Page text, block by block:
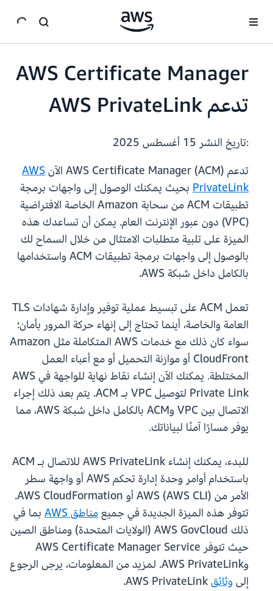
AWS Certificate Manager
تدعم AWS PrivateLink
:تاريخ النشر
تدعم AWS Certificate Manager (ACM) الآن
AWS
PrivateLink بحيث يمكنك الوصول إلى واجهات برمجة
تطبيقات ACM من سحابة Amazon الخاصة الافتراضية
(VPC) دون عبور الإنترنت العام. يمكن أن تساعدك هذه
الميزة على تلبية متطلبات الامتثال من خلال السماح لك
بالوصول إلى واجهات برمجة تطبيقات ACM واستخدامها
بالكامل داخل شبكة AWS.
تعمل ACM على تبسيط عملية توفير وإدارة شهادات TLS
العامة والخاصة، أينما تحتاج إلى إنهاء حركة المرور بأمان؛
سواء كان ذلك مع خدمات AWS المتكاملة مثل Amazon
CloudFront أو موازنة التحميل أو مع أعباء العمل
المختلطة. يمكنك الآن إنشاء نقاط نهاية للواجهة في AWS
Private Link لتوصيل VPC بـ ACM. يتم بعد ذلك إجراء
الاتصال بين VPC وACM بالكامل داخل شبكة AWS، مما
يوفر مسارًا آمنًا لبياناتك.
للبدء، يمكنك إنشاء AWS PrivateLink للاتصال بـ ACM
باستخدام أوامر وحدة إدارة تحكم AWS أو واجهة سطر
الأمر من AWS (AWS CLI) أو AWS CloudFormation.
تتوفر هذه الميزة الجديدة في جميعمناطق AWS
بما في
ذلك AWS GovCloud (الولايات المتحدة) ومناطق الصين
حيث تتوفر AWS Certificate Manager Service
وAWS PrivateLink. لمزيد من المعلومات، يرجى الرجوع
إلىوثائقAWS PrivateLink.